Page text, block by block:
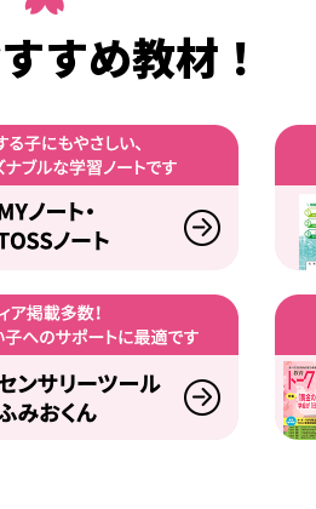
すめ教材！